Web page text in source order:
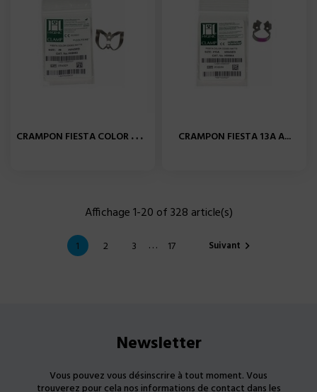
C
RAMPON FIESTA COLOR N° 9 A... CRAMPON FIESTA 13A A...
Affichage 1-20 of 328 article(s)
1 2 3 … 17 Suivant 
Newsletter
Vous pouvez vous désinscrire à tout moment. Vous